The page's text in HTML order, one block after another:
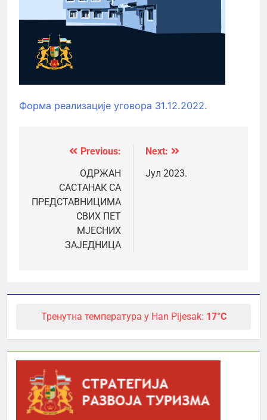
Форма реализације уговора 31.12.2022.
КретањеPrevious:
ОДРЖАН
САСТАНАК СА
ПРЕДСТАВНИЦИМА
СВИХ ПЕТ
МЈЕСНИХ
ЗАЈЕДНИЦА
Next:
Јул 2023.
Тренутна температура у Han Pijesak: 17°C